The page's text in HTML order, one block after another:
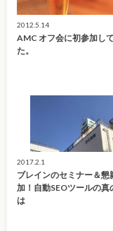
2012.5.14
AMC オフ会に初参加し
た。
2017.2.1
ブレインのセミナー＆懇
加！自動SEOツールの真
は